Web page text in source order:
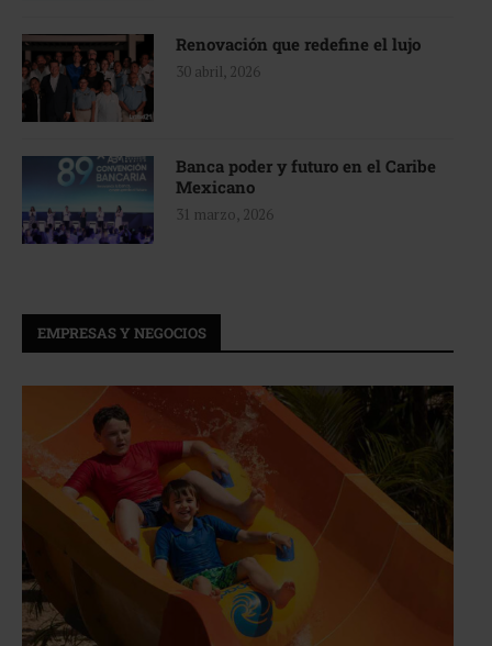
Renovación que redefine el lujo
30 abril, 2026
Banca poder y futuro en el Caribe
Mexicano
31 marzo, 2026
EMPRESAS Y NEGOCIOS